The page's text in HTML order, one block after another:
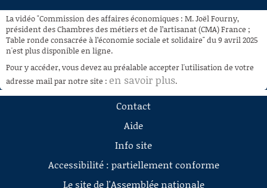
À LA DEMANDE
RECHERCHE
AIDE À LA DÉCOUPE
DE VIDÉOS
La vidéo "Commission des affaires économiques : M. Joël Fourny,
président des Chambres des métiers et de l’artisanat (CMA) France ;
Table ronde consacrée à l’économie sociale et solidaire" du 9 avril 2025
n'est plus disponible en ligne.
Pour y accéder, vous devez au préalable accepter l'utilisation de votre
adresse mail par notre site : en savoir plus.
Contact
Aide
Info site
Accessibilité : partiellement conforme
Le site de l'Assemblée nationale